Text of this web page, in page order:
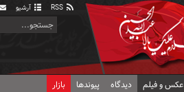
آرشیو
عکس و فیلم دیدگاه پیوندها بازار